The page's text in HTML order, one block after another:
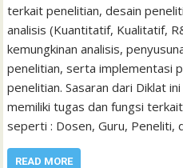
terkait penelitian, desain
analisis (Kuantitatif, Kualitatif,
kemungkinan analisis,
penelitian, serta implementasi
penelitian. Sasaran dari Diklat
memiliki tugas dan fungsi
seperti : Dosen, Guru, Peneliti,
READ MORE